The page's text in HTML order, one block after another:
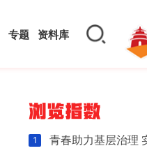
专题 资料库
浏览指数
1 青春助力基层治理 实践点亮缤纷暑假——大学生“千